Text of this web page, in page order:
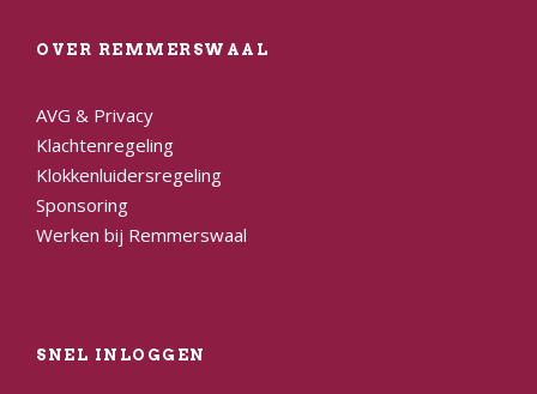
OVER REMMERSWAAL
AVG & Privacy
Klachtenregeling
Klokkenluidersregeling
Sponsoring
Werken bij Remmerswaal
SNEL INLOGGEN